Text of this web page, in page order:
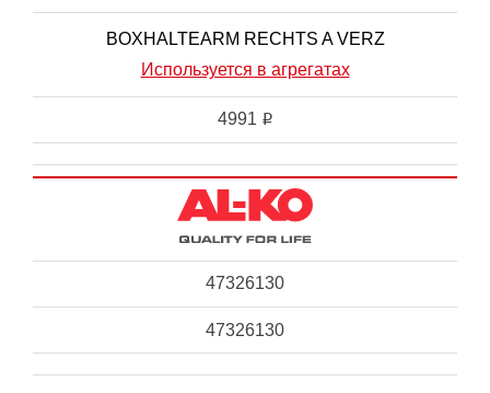
BOXHALTEARM RECHTS A VERZ
Используется в агрегатах
4991 i
47326130
47326130